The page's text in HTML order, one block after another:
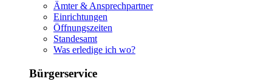
Ämter & Ansprechpartner
Einrichtungen
Öffnungszeiten
Standesamt
Was erledige ich wo?
Bürgerservice